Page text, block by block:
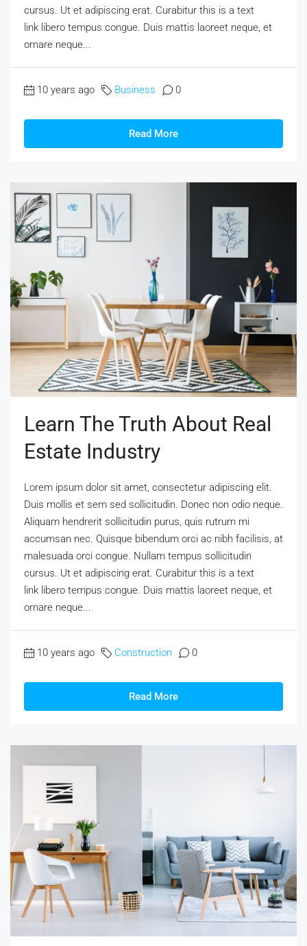
cursus. Ut et adipiscing erat. Curabitur this is a text
link libero tempus congue. Duis mattis laoreet neque, et
ornare neque...
10 years ago Business 0
Read More
Learn The Truth About Real
Estate Industry
Lorem ipsum dolor sit amet, consectetur adipiscing elit.
Duis mollis et sem sed sollicitudin. Donec non odio neque.
Aliquam hendrerit sollicitudin purus, quis rutrum mi
accumsan nec. Quisque bibendum orci ac nibh facilisis, at
malesuada orci congue. Nullam tempus sollicitudin
cursus. Ut et adipiscing erat. Curabitur this is a text
link libero tempus congue. Duis mattis laoreet neque, et
ornare neque...
10 years ago Construction 0
Read More